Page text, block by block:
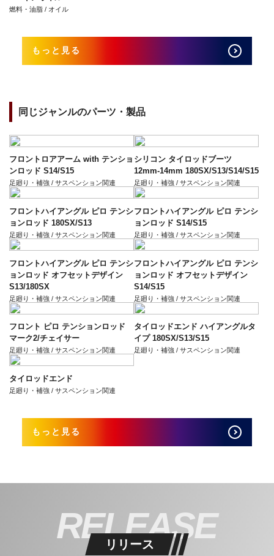
燃料・油脂 / オイル
もっと見る
同じジャンルのパーツ・製品
フロントロアアーム with テンショ
ンロッド S14/S15
足廻り・補強 / サスペンション関連
シリコン タイロッドブーツ
12mm-14mm 180SX/S13/S14/S15
足廻り・補強 / サスペンション関連
フロントハイアングル ピロ テンシ
ョンロッド 180SX/S13
足廻り・補強 / サスペンション関連
フロントハイアングル ピロ テンシ
ョンロッド S14/S15
足廻り・補強 / サスペンション関連
フロントハイアングル ピロ テンシ
ョンロッド オフセットデザイン
S13/180SX
足廻り・補強 / サスペンション関連
フロントハイアングル ピロ テンシ
ョンロッド オフセットデザイン
S14/S15
足廻り・補強 / サスペンション関連
フロント ピロ テンションロッド
マーク2/チェイサー
足廻り・補強 / サスペンション関連
タイロッドエンド ハイアングルタ
イプ 180SX/S13/S15
足廻り・補強 / サスペンション関連
タイロッドエンド
足廻り・補強 / サスペンション関連
もっと見る
RELEASE
リリース